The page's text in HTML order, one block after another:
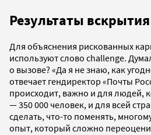
Результаты вскрытия
Для объяснения рискованных
используют слово challenge.
о вызове? «Да я не знаю, как
отвечает гендиректор «Почты
происходит, важно и для людей,
— 350 000 человек, и для всей
сделать, что-то поменять,
опыт, который сложно